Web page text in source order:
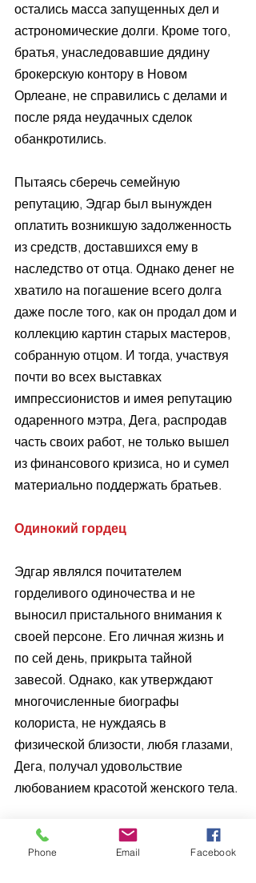
остались масса запущенных дел и
астрономические долги. Кроме того,
братья, унаследовавшие дядину
брокерскую контору в Новом
Орлеане, не справились с делами и
после ряда неудачных сделок
обанкротились.
Пытаясь сберечь семейную
репутацию, Эдгар был вынужден
оплатить возникшую задолженность
из средств, доставшихся ему в
наследство от отца. Однако денег не
хватило на погашение всего долга
даже после того, как он продал дом и
коллекцию картин старых мастеров,
собранную отцом. И тогда, участвуя
почти во всех выставках
импрессионистов и имея репутацию
одаренного мэтра, Дега, распродав
часть своих работ, не только вышел
из финансового кризиса, но и сумел
материально поддержать братьев.
Одинокий гордец
Эдгар являлся почитателем
горделивого одиночества и не
выносил пристального внимания к
своей персоне. Его личная жизнь и
по сей день, прикрыта тайной
завесой. Однако, как утверждают
многочисленные биографы
колориста, не нуждаясь в
физической близости, любя глазами,
Дега, получал удовольствие
любованием красотой женского тела.
Интересно, но когда натурщицу
Сюзанну Валадон, не один раз
Phone Email Facebook